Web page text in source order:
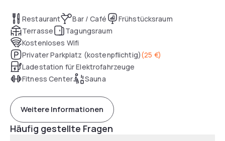
Restaurant Bar / Café
Frühstücksraum
Terrasse
Tagungsraum
Kostenloses Wifi
Privater Parkplatz (kostenpflichtig)(25 €)
Ladestation für Elektrofahrzeuge
Fitness Center
Sauna
Weitere Informationen
Häufig gestellte Fragen